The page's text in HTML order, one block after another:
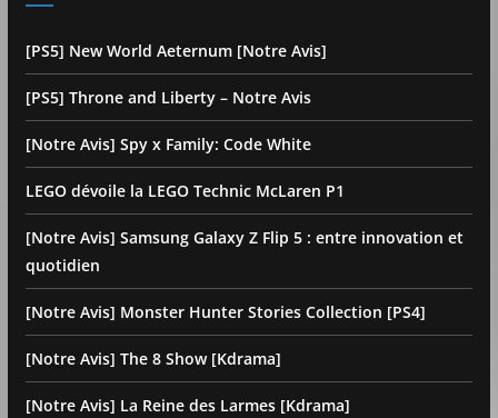
[PS5] New World Aeternum [Notre Avis]
[PS5] Throne and Liberty – Notre Avis
[Notre Avis] Spy x Family: Code White
LEGO dévoile la LEGO Technic McLaren P1
[Notre Avis] Samsung Galaxy Z Flip 5 : entre innovation et
quotidien
[Notre Avis] Monster Hunter Stories Collection [PS4]
[Notre Avis] The 8 Show [Kdrama]
[Notre Avis] La Reine des Larmes [Kdrama]